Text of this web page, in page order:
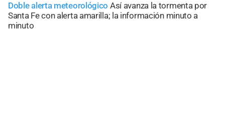
Doble alerta meteorológico Así avanza la tormenta por
Santa Fe con alerta amarilla; la información minuto a
minuto